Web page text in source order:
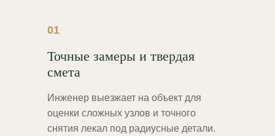
01
Точные замеры и твердая
смета
Инженер выезжает на объект для
оценки сложных узлов и точного
снятия лекал под радиусные детали.